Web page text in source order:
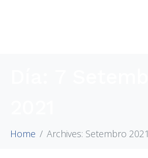
Home Archives: Setembro 2021